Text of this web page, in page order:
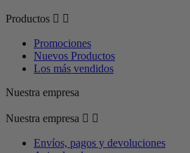
Productos  
Promociones
Nuevos Productos
Los más vendidos
Nuestra empresa
Nuestra empresa  
Envíos, pagos y devoluciones